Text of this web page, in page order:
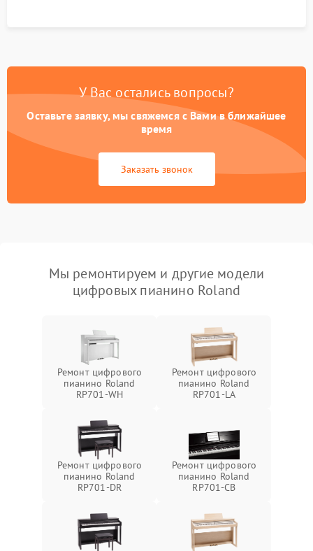
У Вас остались вопросы?
Оставьте заявку, мы свяжемся с Вами в ближайшее
время
Заказать звонок
Мы ремонтируем и другие модели
цифровых пианино Roland
Ремонт цифрового
пианино Roland
RP701-WH
Ремонт цифрового
пианино Roland
RP701-LA
Ремонт цифрового
пианино Roland
RP701-DR
Ремонт цифрового
пианино Roland
RP701-CB